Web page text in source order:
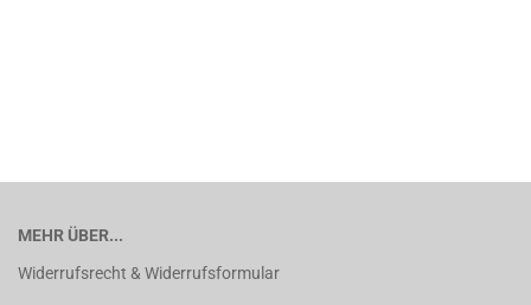
MEHR ÜBER...
Widerrufsrecht & Widerrufsformular